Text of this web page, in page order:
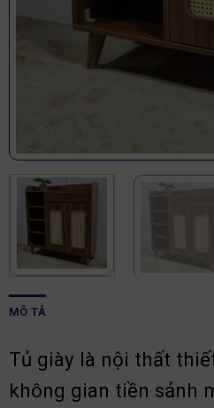
MÔ TẢ
Tủ giày là nội thất
không gian tiền sảnh